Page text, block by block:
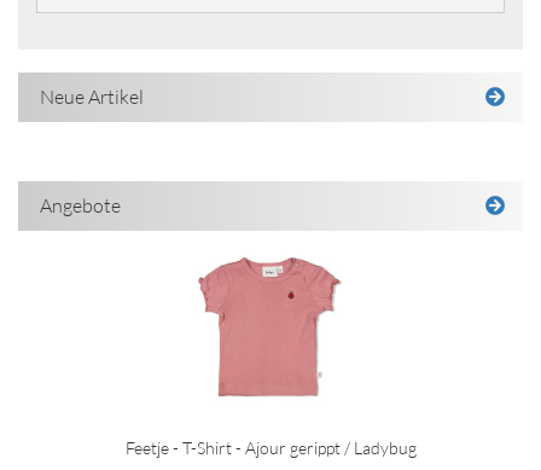
Neue Artikel
Angebote
Feetje - T-Shirt - Ajour gerippt / Ladybug